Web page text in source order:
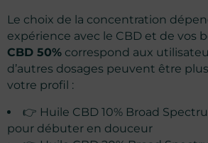
Le choix de la concentration
expérience avec le CBD et de vos
CBD 50% correspond aux
d’autres dosages peuvent être
votre profil :
👉 Huile CBD 10% Broad
pour débuter en douceur